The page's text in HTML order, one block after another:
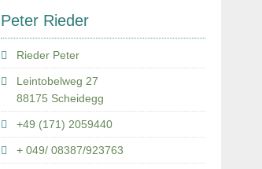
Peter Rieder
Rieder Peter
Leintobelweg 27
88175 Scheidegg
+49 (171) 2059440
+ 049/ 08387/923763